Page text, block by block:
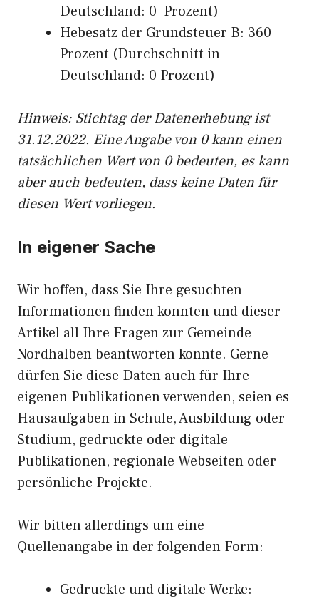
Deutschland: 0 Prozent)
Hebesatz der Grundsteuer B: 360
Prozent (Durchschnitt in
Deutschland: 0 Prozent)
Hinweis: Stichtag der Datenerhebung ist
31.12.2022. Eine Angabe von 0 kann einen
tatsächlichen Wert von 0 bedeuten, es kann
aber auch bedeuten, dass keine Daten für
diesen Wert vorliegen.
In eigener Sache
Wir hoffen, dass Sie Ihre gesuchten
Informationen finden konnten und dieser
Artikel all Ihre Fragen zur Gemeinde
Nordhalben beantworten konnte. Gerne
dürfen Sie diese Daten auch für Ihre
eigenen Publikationen verwenden, seien es
Hausaufgaben in Schule, Ausbildung oder
Studium, gedruckte oder digitale
Publikationen, regionale Webseiten oder
persönliche Projekte.
Wir bitten allerdings um eine
Quellenangabe in der folgenden Form:
Gedruckte und digitale Werke: